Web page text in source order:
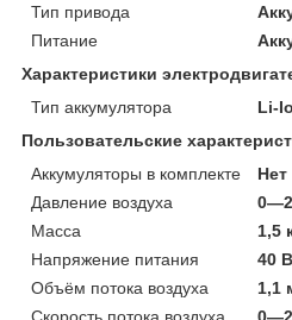
Тип привода
Питание
Характеристики
Тип аккумулятора
Li-
Пользовательские
Аккумуляторы в комплекте
Нет
Давление воздуха
Масса
1,5
Напряжение питания
40 В
Объём потока воздуха
1,1
Скорость потока воздуха